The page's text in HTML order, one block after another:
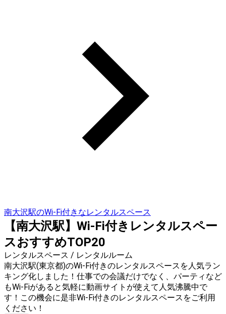
南大沢駅のWi-Fi付きなレンタルスペース
【南大沢駅】Wi-Fi付きレンタルスペー
スおすすめTOP20
レンタルスペース / レンタルルーム
南大沢駅(東京都)のWi-Fi付きのレンタルスペースを人気ラン
キング化しました！仕事での会議だけでなく、パーティなど
もWi-Fiがあると気軽に動画サイトが使えて人気沸騰中で
す！この機会に是非Wi-Fi付きのレンタルスペースをご利用
ください！